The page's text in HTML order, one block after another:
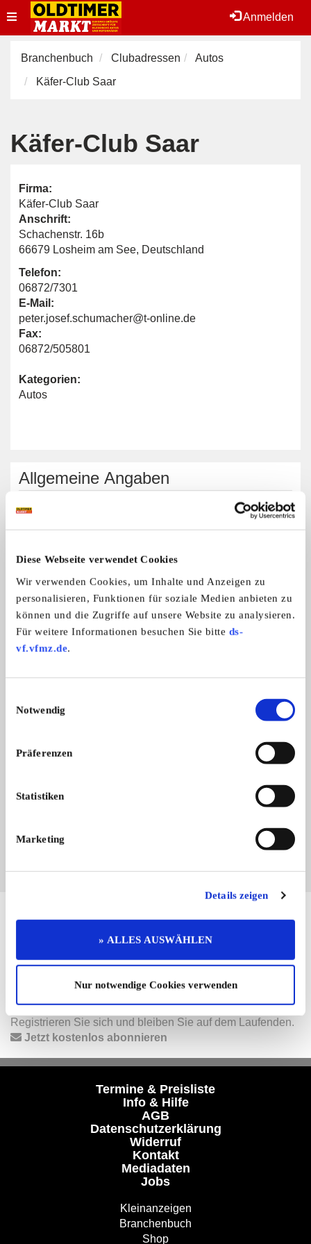
Diese Webseite verwendet Cookies
Wir verwenden Cookies, um Inhalte und Anzeigen zu
personalisieren, Funktionen für soziale Medien anbieten zu
können und die Zugriffe auf unsere Website zu analysieren.
Für weitere Informationen besuchen Sie bitte ds-
vf.vfmz.de.
Notwendig
Präferenzen
Statistiken
Marketing
Details zeigen
» ALLES AUSWÄHLEN
Nur notwendige Cookies verwenden
Anmelden
Toggle
navigation
Branchenbuch Clubadressen
Autos
Käfer-Club Saar
Käfer-Club Saar
Firma:
Käfer-Club Saar
Anschrift:
Schachenstr. 16b
66679 Losheim am See, Deutschland
Telefon:
06872/7301
E-Mail:
peter.josef.schumacher@t-online.de
Fax:
06872/505801
Kategorien:
Autos
Allgemeine Angaben
Automarken:
VW
Käfer-Club Saar
Sie vertreten dieses Unternehmen? Übernehmen Sie
jetzt diesen Branchenbuch-Eintrag um ihn zu
Hier finden Sie mehr von OLDTIMER MARKT
Folgen Sie uns auf unseren Social-Media-Seiten oder
laden Sie unsere Termine-App herunter:
Facebook
Unser kostenloser Newsletter
Registrieren Sie sich und bleiben Sie auf dem Laufenden.
Jetzt kostenlos abonnieren
Termine & Preisliste
Info & Hilfe
AGB
Datenschutzerklärung
Widerruf
Kontakt
Mediadaten
Jobs
Kleinanzeigen
Branchenbuch
Shop